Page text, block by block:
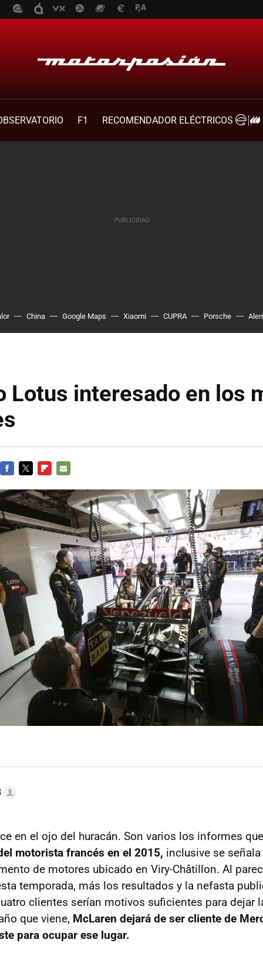
F1 RECOMENDADOR ELÉCTRICOS
China Google Maps Xiaomi CUPRA Porsche
Lotus interesado en los
MAIL
en el ojo del huracán. Son varios los informes
motorista francés en el 2015, inclusive se
de motores ubicado en Viry-Châtillon. Al
temporada, más los resultados y la nefasta
clientes serían motivos suficientes para dejar
que viene, McLaren dejará de ser cliente de
para ocupar ese lugar.